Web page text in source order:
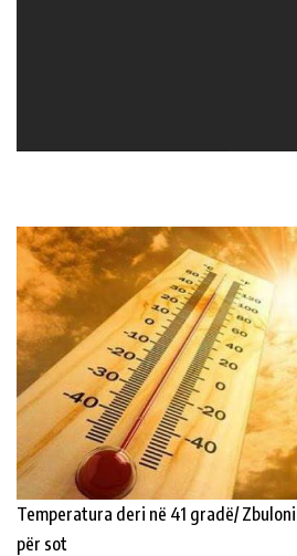
Temperatura deri në 41 gradë/
për sot